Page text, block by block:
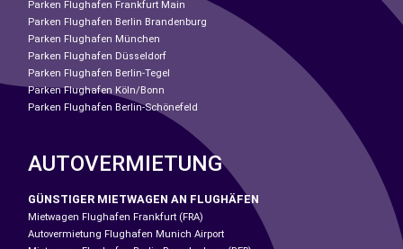
Parken Flughafen Frankfurt Main
Parken Flughafen Berlin Brandenburg
Parken Flughafen München
Parken Flughafen Düsseldorf
Parken Flughafen Berlin-Tegel
Parken Flughafen Köln/Bonn
Parken Flughafen Berlin-Schönefeld
AUTOVERMIETUNG
GÜNSTIGER MIETWAGEN AN FLUGHÄFEN
Mietwagen Flughafen Frankfurt (FRA)
Autovermietung Flughafen Munich Airport